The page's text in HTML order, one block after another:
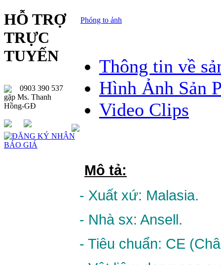
HỖ TRỢ
TRỰC
TUYẾN
0903 390 537
gặp Ms. Thanh
Hồng-GĐ
Phóng to ảnh
Thông tin về
Hình Ảnh Sản
Video Clips
Mô tả:
- Xuất xứ: Malasia.
- Nhà sx: Ansell.
- Tiêu chuẩn: CE